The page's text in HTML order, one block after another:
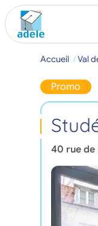
Accueil Val
Promo
40 rue de